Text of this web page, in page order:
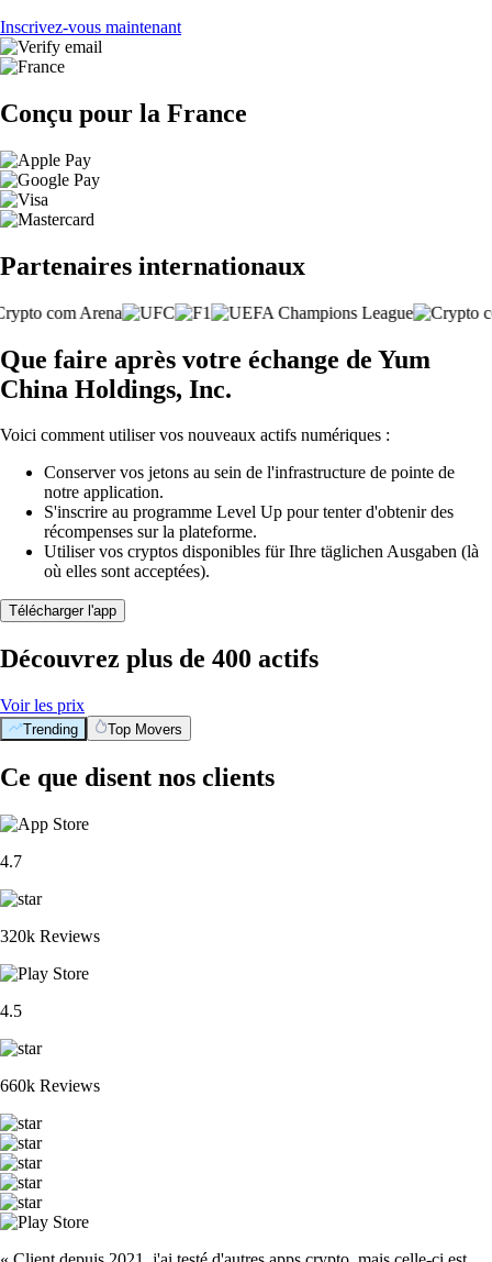
Inscrivez-vous maintenant
Conçu pour la France
Partenaires internationaux
Que faire après votre échange de Yum
China Holdings, Inc.
Voici comment utiliser vos nouveaux actifs numériques :
Conserver vos jetons au sein de l'infrastructure de pointe de
notre application.
S'inscrire au programme Level Up pour tenter d'obtenir des
récompenses sur la plateforme.
Utiliser vos cryptos disponibles für Ihre täglichen Ausgaben (là
où elles sont acceptées).
Télécharger l'app
Découvrez plus de 400 actifs
Voir les prix
Trending Top Movers
Ce que disent nos clients
4.7
320k Reviews
4.5
660k Reviews